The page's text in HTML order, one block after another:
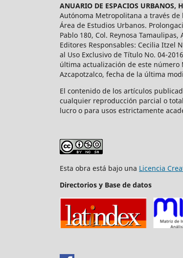
ANUARIO DE ESPACIOS URBANOS,
Autónoma Metropolitana a través de
Área de Estudios Urbanos.
Pablo 180, Col. Reynosa
Editores Responsables: Cecilia Itzel
al Uso Exclusivo de Título No. 04-
última actualización de este número
Azcapotzalco, fecha de la última
El contenido de los artículos
cualquier reproducción parcial o
lucro o para usos estrictamente
Esta obra está bajo una Licencia
Directorios y Base de datos